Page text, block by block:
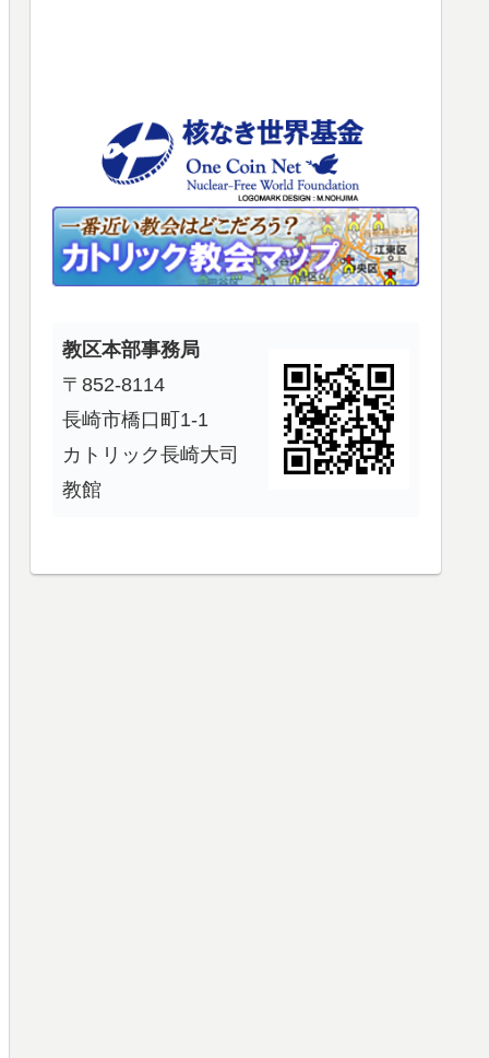
く
さ
い。
教区本部事務局
〒852-8114
長崎市橋口町1-1
カトリック長崎大司
教館